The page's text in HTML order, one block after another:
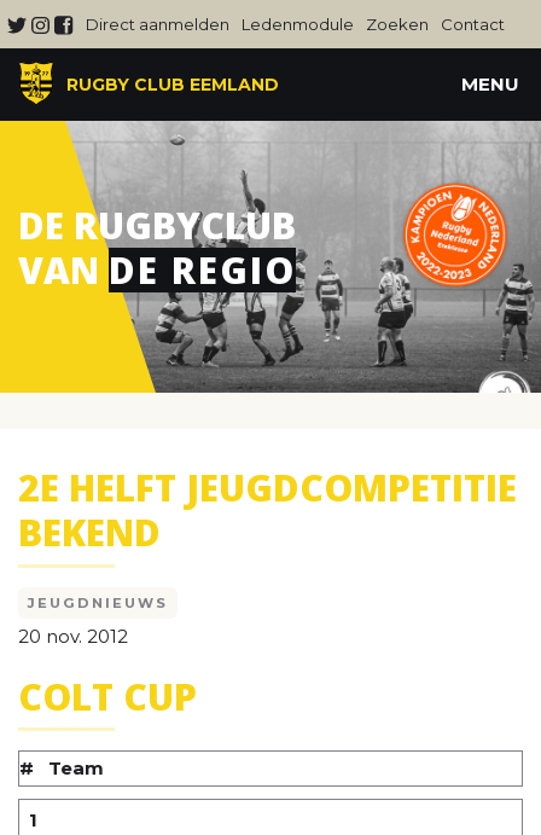
Direct aanmelden Ledenmodule Zoeken Contact
RUGBY CLUB EEMLAND MENU
DE RUGBYCLUB
VAN DE REGIO
2E HELFT JEUGDCOMPETITIE
BEKEND
JEUGDNIEUWS
20 nov. 2012
COLT CUP
# Team
1